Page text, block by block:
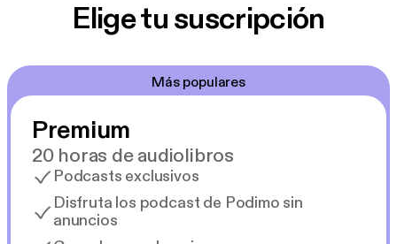
Elige tu suscripción
Más populares
Premium
20 horas de audiolibros
Podcasts exclusivos
Disfruta los podcast de Podimo sin
anuncios